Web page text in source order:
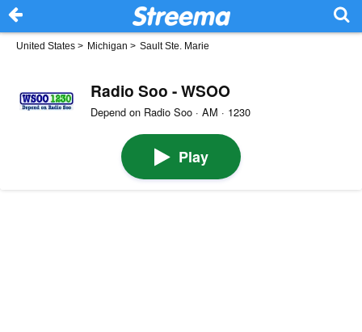
United States > Michigan > Sault Ste. Marie
Radio Soo - WSOO
Depend on Radio Soo · AM · 1230
Play